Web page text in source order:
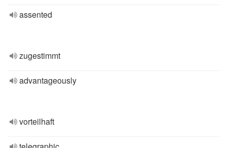
assented
zugestimmt
advantageously
vorteilhaft